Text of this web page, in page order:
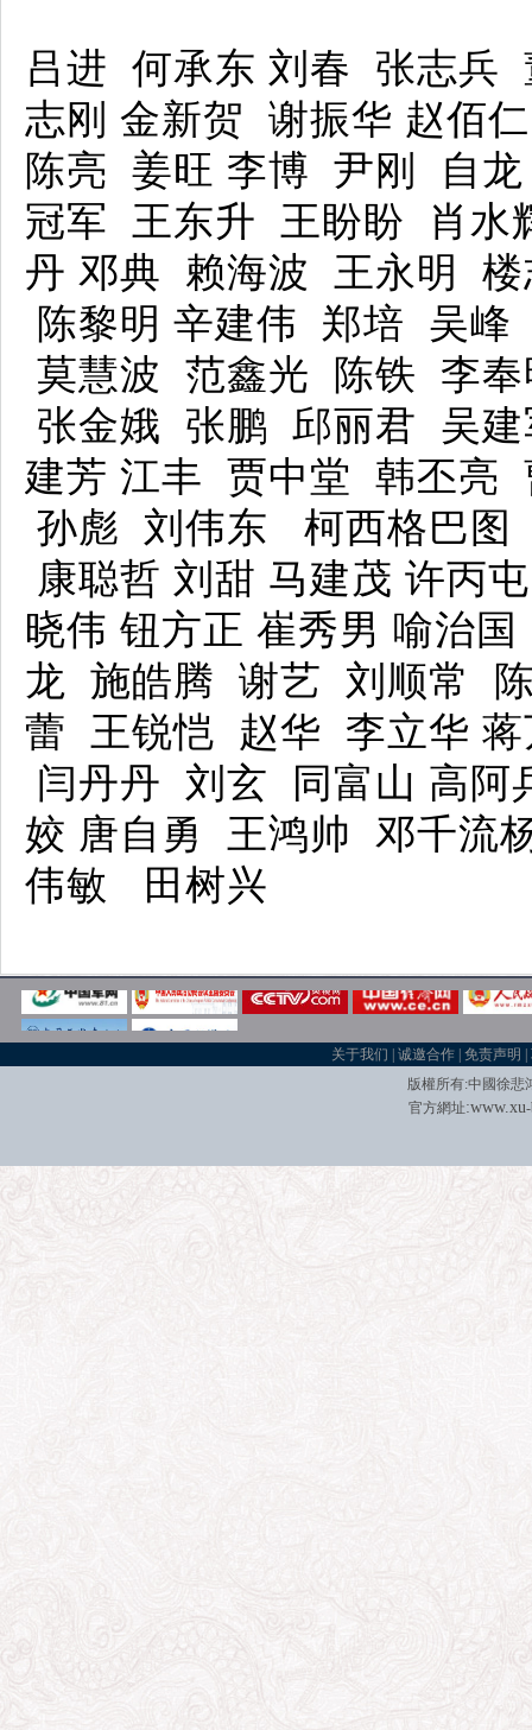
吕进 何承东 刘春 张志
志刚 金新贺 谢振华 赵佰
陈亮 姜旺 李博 尹刚 自
冠军 王东升 王盼盼 肖
丹 邓典 赖海波 王永明
陈黎明 辛建伟 郑培 吴
莫慧波 范鑫光 陈铁 李
张金娥 张鹏 邱丽君 吴
建芳 江丰 贾中堂 韩丕
孙彪 刘伟东 柯西格巴图
康聪哲 刘甜 马建茂 许丙
晓伟 钮方正 崔秀男 喻治
龙 施皓腾 谢艺 刘顺常
蕾 王锐恺 赵华 李立华 蒋
闫丹丹 刘玄 同富山 高阿
姣 唐自勇 王鸿帅 邓千
伟敏 田树兴
关于我们 |诚邀合作 |免责声明 |
版權所有:中國徐悲
官方網址:www.xu